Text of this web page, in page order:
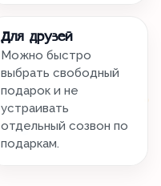
Для друзей
Можно быстро
выбрать свободный
подарок и не
устраивать
отдельный созвон по
подаркам.